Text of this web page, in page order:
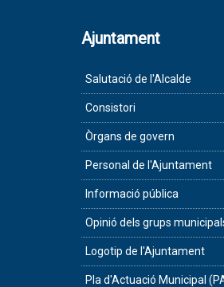
Ajuntament
Salutació de l'Alcalde
Consistori
Òrgans de govern
Personal de l'Ajuntament
Informació pública
Opinió dels grups
Logotip de l'Ajuntament
Pla d'Actuació Municipal